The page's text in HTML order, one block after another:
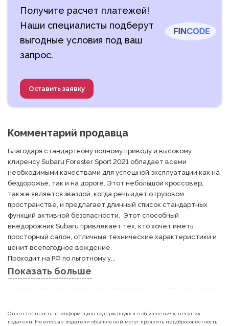
Получите расчет платежей!
Наши специалисты подберут
выгодные условия под ваш
запрос.
Оставить заявку
Комментарий продавца
Благодаря стандартному полному приводу и высокому
клиренсу Subaru Forester Sport 2021 обладает всеми
необходимыми качествами для успешной эксплуатации как на
бездорожье, так и на дороге. Этот небольшой кроссовер,
также является звездой, когда речь идет о грузовом
пространстве, и предлагает длинный список стандартных
функций активной безопасности.  Этот способный
внедорожник Subaru привлекает тех, кто хочет иметь
просторный салон, отличные технические характеристики и
ценит всепогодное вождение.
Проходит на РФ по льготному у...
Показать больше
Ответственность за информацию, содержащуюся в объявлениях, несут их
податели. Некоторые податели объявлений могут проявить недобросовестность